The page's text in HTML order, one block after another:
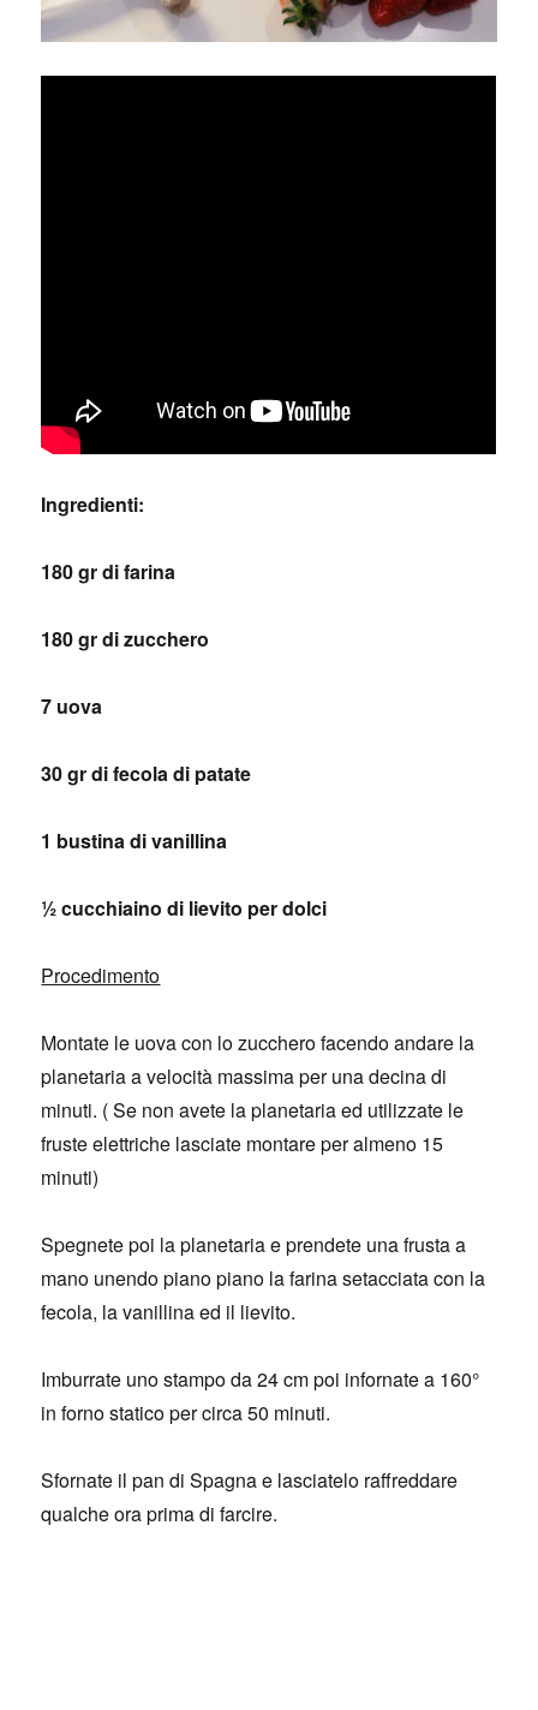
Ingredienti:
180 gr di farina
180 gr di zucchero
7 uova
30 gr di fecola di patate
1 bustina di vanillina
½ cucchiaino di lievito per dolci
Procedimento
Montate le uova con lo zucchero facendo andare la
planetaria a velocità massima per una decina di
minuti. ( Se non avete la planetaria ed utilizzate le
fruste elettriche lasciate montare per almeno 15
minuti)
Spegnete poi la planetaria e prendete una frusta a
mano unendo piano piano la farina setacciata con la
fecola, la vanillina ed il lievito.
Imburrate uno stampo da 24 cm poi infornate a 160°
in forno statico per circa 50 minuti.
Sfornate il pan di Spagna e lasciatelo raffreddare
qualche ora prima di farcire.